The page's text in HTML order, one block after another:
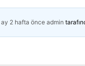
ay 2 hafta önce admin